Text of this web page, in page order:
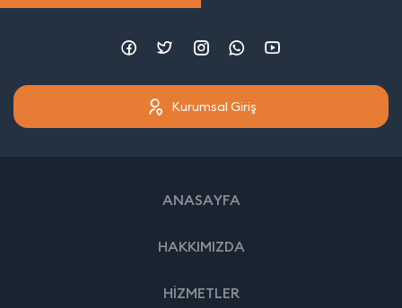
Kurumsal Giriş
ANASAYFA
HAKKIMIZDA
HİZMETLER